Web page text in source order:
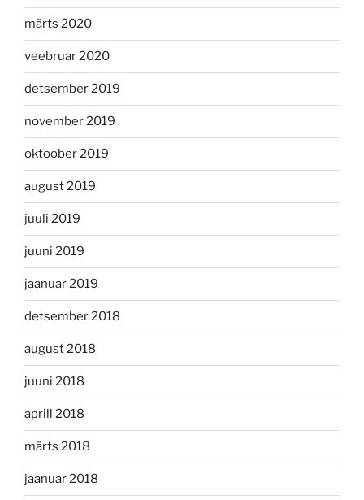
märts 2020
veebruar 2020
detsember 2019
november 2019
oktoober 2019
august 2019
juuli 2019
juuni 2019
jaanuar 2019
detsember 2018
august 2018
juuni 2018
aprill 2018
märts 2018
jaanuar 2018